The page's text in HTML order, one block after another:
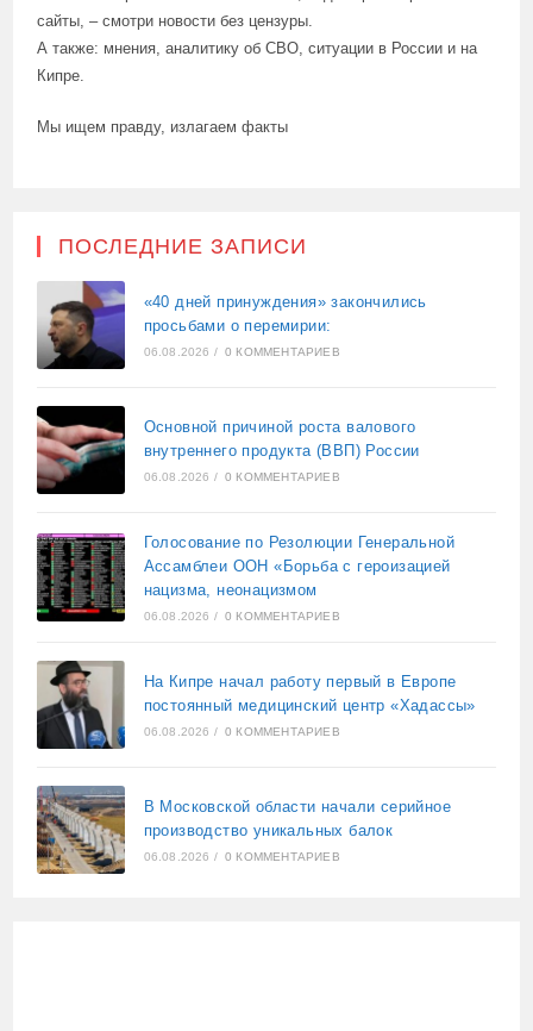
сайты, – смотри новости без цензуры.
А также: мнения, аналитику об СВО, ситуации в России и на
Кипре.
Мы ищем правду, излагаем факты
ПОСЛЕДНИЕ ЗАПИСИ
«40 дней принуждения» закончились
просьбами о перемирии:
06.08.2026 / 0 КОММЕНТАРИЕВ
Основной причиной роста валового
внутреннего продукта (ВВП) России
06.08.2026 / 0 КОММЕНТАРИЕВ
Голосование по Резолюции Генеральной
Ассамблеи ООН «Борьба с героизацией
нацизма, неонацизмом
06.08.2026 / 0 КОММЕНТАРИЕВ
На Кипре начал работу первый в Европе
постоянный медицинский центр «Хадассы»
06.08.2026 / 0 КОММЕНТАРИЕВ
В Московской области начали серийное
производство уникальных балок
06.08.2026 / 0 КОММЕНТАРИЕВ